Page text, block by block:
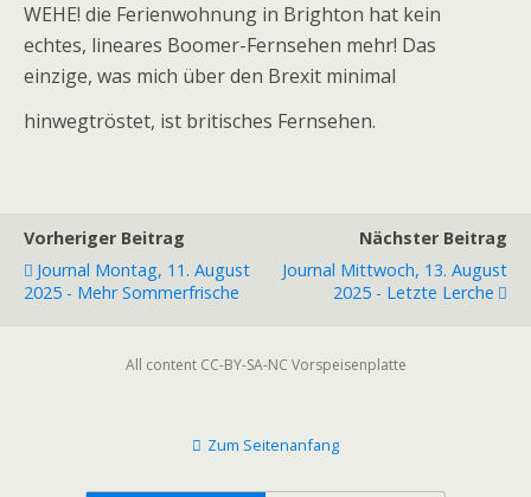
WEHE! die Ferienwohnung in Brighton hat kein
echtes, lineares Boomer-Fernsehen mehr! Das
einzige, was mich über den Brexit minimal
hinwegtröstet, ist britisches Fernsehen.
Vorheriger Beitrag
Journal Montag, 11. August
2025 - Mehr Sommerfrische
Nächster Beitrag
Journal Mittwoch, 13. August
2025 - Letzte Lerche
All content CC-BY-SA-NC Vorspeisenplatte
Zum Seitenanfang